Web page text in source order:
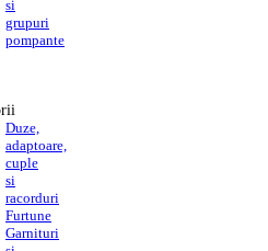
si
grupuri
pompante
Duze,
adaptoare,
cuple
si
racorduri
Furtune
Garnituri